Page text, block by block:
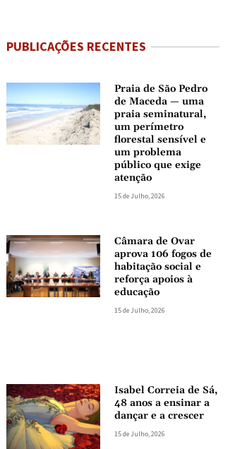
PUBLICAÇÕES RECENTES
Praia de São Pedro
de Maceda — uma
praia seminatural,
um perímetro
florestal sensível e
um problema
público que exige
atenção
15 de Julho, 2026
Câmara de Ovar
aprova 106 fogos de
habitação social e
reforça apoios à
educação
15 de Julho, 2026
Isabel Correia de Sá,
48 anos a ensinar a
dançar e a crescer
15 de Julho, 2026